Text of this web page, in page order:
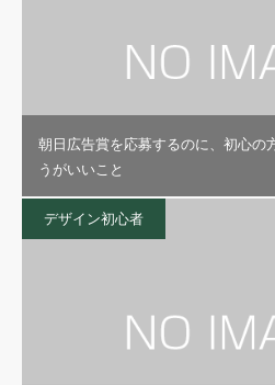
朝日広告賞を応募するのに、初心の
うがいいこと
デザイン初心者